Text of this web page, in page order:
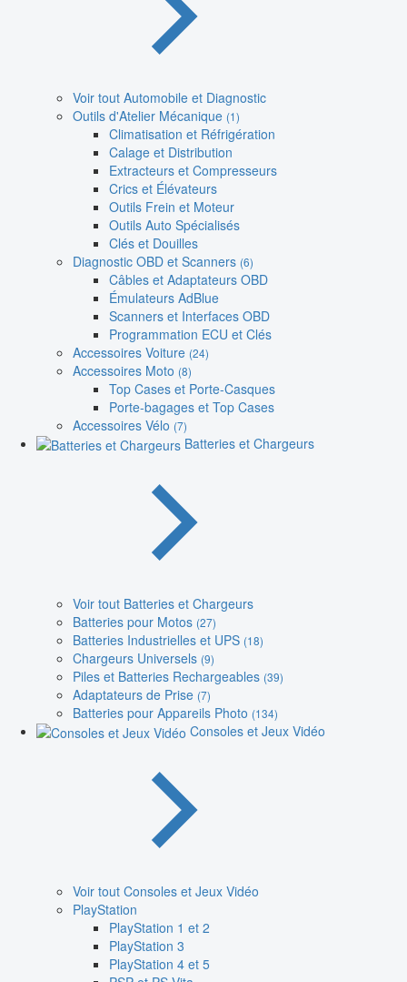
Voir tout Automobile et Diagnostic
Outils d'Atelier Mécanique (1)
Climatisation et Réfrigération
Calage et Distribution
Extracteurs et Compresseurs
Crics et Élévateurs
Outils Frein et Moteur
Outils Auto Spécialisés
Clés et Douilles
Diagnostic OBD et Scanners (6)
Câbles et Adaptateurs OBD
Émulateurs AdBlue
Scanners et Interfaces OBD
Programmation ECU et Clés
Accessoires Voiture (24)
Accessoires Moto (8)
Top Cases et Porte-Casques
Porte-bagages et Top Cases
Accessoires Vélo (7)
Batteries et Chargeurs
Voir tout Batteries et Chargeurs
Batteries pour Motos (27)
Batteries Industrielles et UPS (18)
Chargeurs Universels (9)
Piles et Batteries Rechargeables (39)
Adaptateurs de Prise (7)
Batteries pour Appareils Photo (134)
Consoles et Jeux Vidéo
Voir tout Consoles et Jeux Vidéo
PlayStation
PlayStation 1 et 2
PlayStation 3
PlayStation 4 et 5